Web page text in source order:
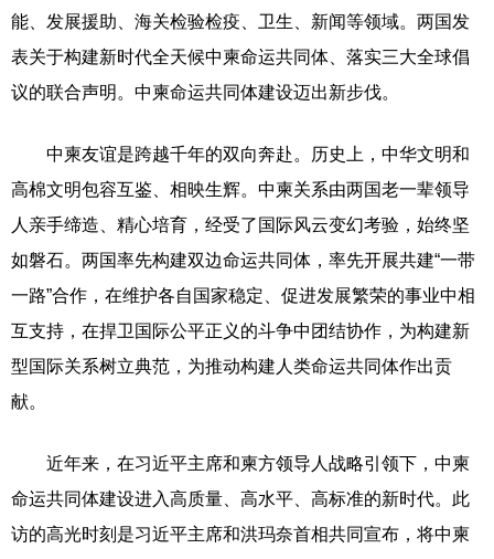
能、发展援助、海关检验检疫、卫生、新闻等领域。两国发
表关于构建新时代全天候中柬命运共同体、落实三大全球倡
议的联合声明。中柬命运共同体建设迈出新步伐。
中柬友谊是跨越千年的双向奔赴。历史上，中华文明和
高棉文明包容互鉴、相映生辉。中柬关系由两国老一辈领导
人亲手缔造、精心培育，经受了国际风云变幻考验，始终坚
如磐石。两国率先构建双边命运共同体，率先开展共建“一带
一路”合作，在维护各自国家稳定、促进发展繁荣的事业中相
互支持，在捍卫国际公平正义的斗争中团结协作，为构建新
型国际关系树立典范，为推动构建人类命运共同体作出贡
献。
近年来，在习近平主席和柬方领导人战略引领下，中柬
命运共同体建设进入高质量、高水平、高标准的新时代。此
访的高光时刻是习近平主席和洪玛奈首相共同宣布，将中柬